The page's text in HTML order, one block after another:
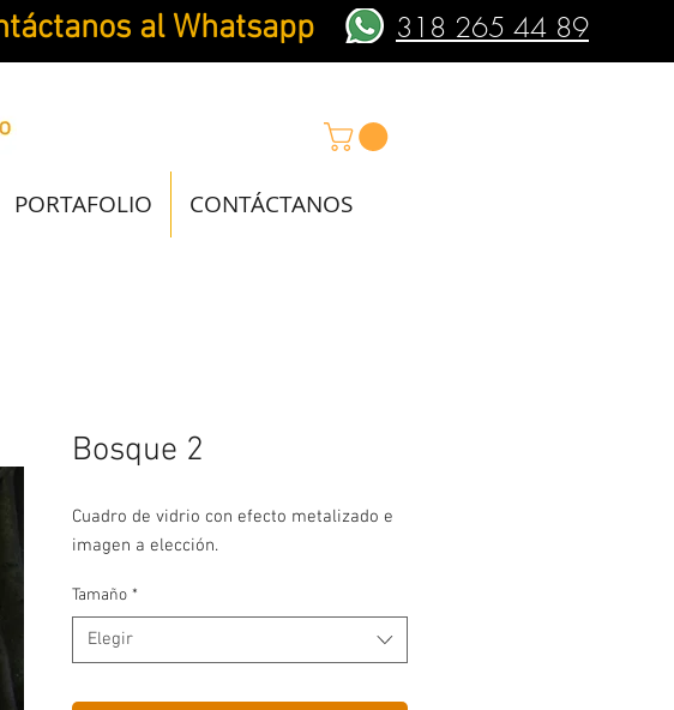
al Whatsapp 318 265 44 89
PORTAFOLIO CONTÁCTANOS
Bosque 2
Cuadro de vidrio con efecto metalizado e
imagen a elección.
Tamaño *
Elegir